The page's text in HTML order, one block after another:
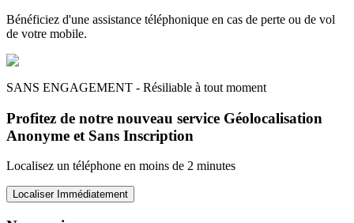
Bénéficiez d'une assistance téléphonique en cas de perte ou de vol
de votre mobile.
SANS ENGAGEMENT - Résiliable à tout moment
Profitez de notre nouveau service Géolocalisation
Anonyme et Sans Inscription
Localisez un téléphone en moins de 2 minutes
Localiser Immédiatement